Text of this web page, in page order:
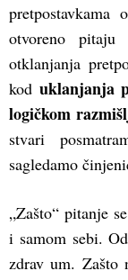
otvoreno
otklanjanja
kod uklanjanja
logičkom
stvari
sagledamo
„Zašto“ pitanje
i samom sebi.
zdrav um. Zašto